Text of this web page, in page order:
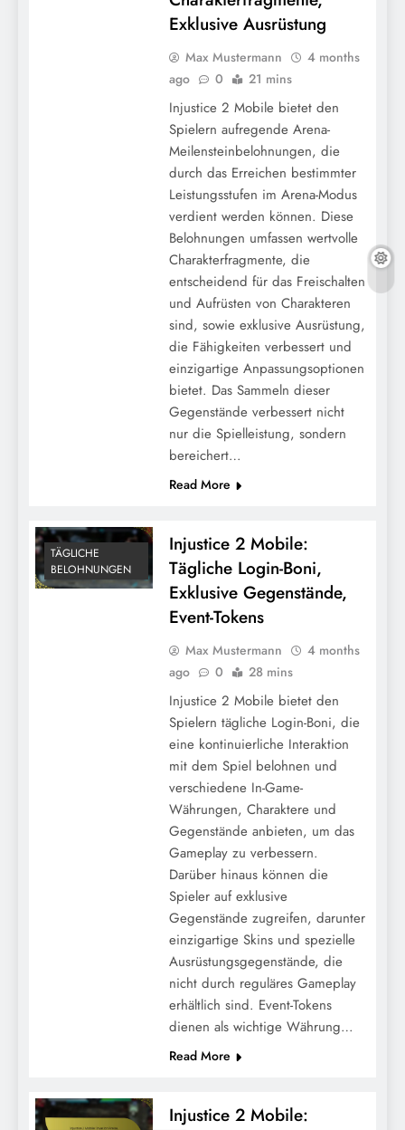
Exklusive Ausrüstung
Max Mustermann
4 months
ago
0 21 mins
Injustice 2 Mobile bietet den
Spielern aufregende Arena-
Meilensteinbelohnungen, die
durch das Erreichen bestimmter
Leistungsstufen im Arena-Modus
verdient werden können. Diese
Belohnungen umfassen wertvolle
Charakterfragmente, die
entscheidend für das Freischalten
und Aufrüsten von Charakteren
sind, sowie exklusive Ausrüstung,
die Fähigkeiten verbessert und
einzigartige Anpassungsoptionen
bietet. Das Sammeln dieser
Gegenstände verbessert nicht
nur die Spielleistung, sondern
bereichert…
Read More
TÄGLICHE
BELOHNUNGEN
Injustice 2 Mobile:
Tägliche Login-Boni,
Exklusive Gegenstände,
Event-Tokens
Max Mustermann
4 months
ago
0 28 mins
Injustice 2 Mobile bietet den
Spielern tägliche Login-Boni, die
eine kontinuierliche Interaktion
mit dem Spiel belohnen und
verschiedene In-Game-
Währungen, Charaktere und
Gegenstände anbieten, um das
Gameplay zu verbessern.
Darüber hinaus können die
Spieler auf exklusive
Gegenstände zugreifen, darunter
einzigartige Skins und spezielle
Ausrüstungsgegenstände, die
nicht durch reguläres Gameplay
erhältlich sind. Event-Tokens
dienen als wichtige Währung…
Read More
Injustice 2 Mobile: